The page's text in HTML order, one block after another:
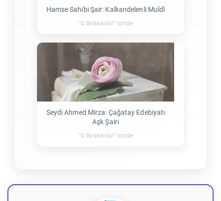
Hamse Sahibi Şair: Kalkandelenli Muîdî
"İz Bırakanlar" içinde
Seydi Ahmed Mirza: Çağatay Edebiyatı
Aşk Şairi
"İz Bırakanlar" içinde